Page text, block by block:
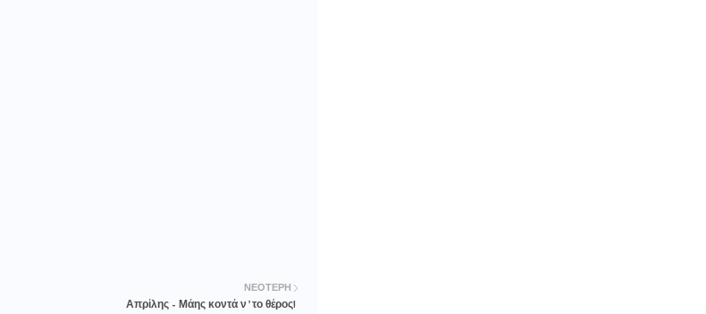
ΝΕΌΤΕΡΗ
Απρίλης - Μάης κοντά ν ̓ το θέρος!